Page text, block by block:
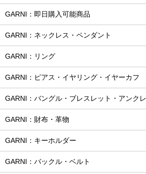
GARNI：即日購入可能商品
GARNI：ネックレス・ペンダント
GARNI：リング
GARNI：ピアス・イヤリング・イヤーカフ
GARNI：バングル・ブレスレット・アンク
GARNI：財布・革物
GARNI：キーホルダー
GARNI：バックル・ベルト